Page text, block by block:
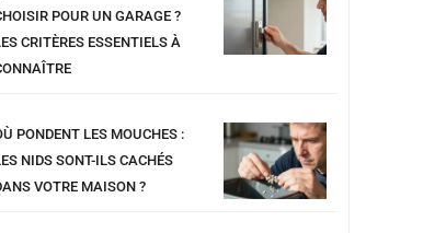
POUR UN GARAGE ?
CRITÈRES ESSENTIELS À
PONDENT LES MOUCHES :
NIDS SONT-ILS CACHÉS
VOTRE MAISON ?